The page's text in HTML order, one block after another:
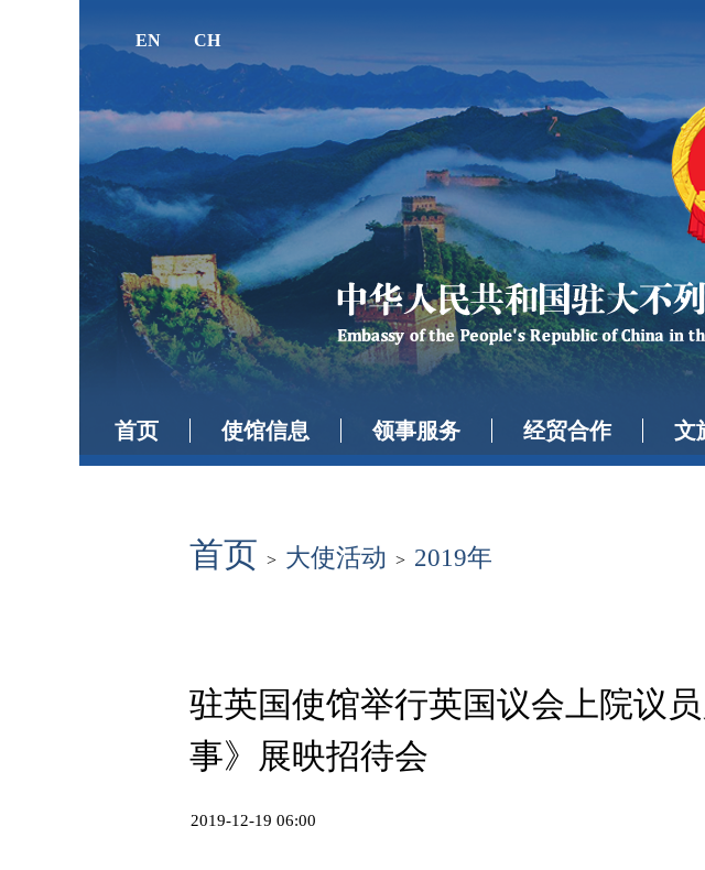
EN CH
首页 使馆信息 领事服务 经贸合作 文
首页 > 大使活动 > 2019年
驻英国使馆举行英国议会上院议
事》展映招待会
2019-12-19 06:00